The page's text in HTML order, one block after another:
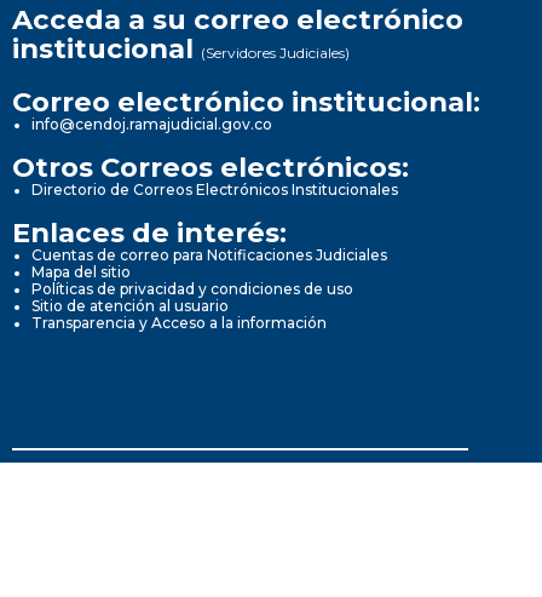
Acceda a su correo electrónico
institucional (Servidores Judiciales)
Correo electrónico institucional:
info@cendoj.ramajudicial.gov.co
Otros Correos electrónicos:
Directorio de Correos Electrónicos Institucionales
Enlaces de interés:
Cuentas de correo para Notificaciones Judiciales
Mapa del sitio
Políticas de privacidad y condiciones de uso
Sitio de atención al usuario
Transparencia y Acceso a la información